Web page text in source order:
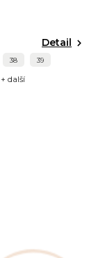
Detail
38 39
+ další